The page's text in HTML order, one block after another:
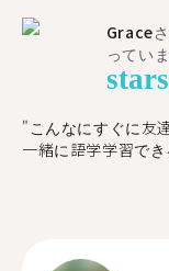
Grace
っていま
star
"こんなにすぐに友
一緒に語学学習で